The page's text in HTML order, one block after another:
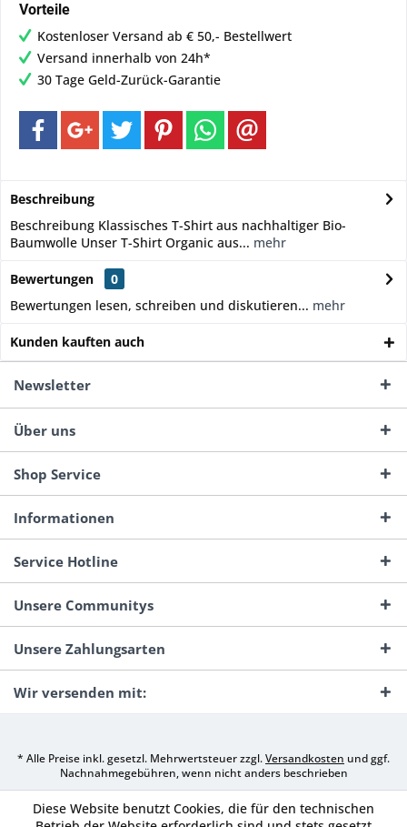
Vorteile
Kostenloser Versand ab € 50,- Bestellwert
Versand innerhalb von 24h*
30 Tage Geld-Zurück-Garantie
Beschreibung
Beschreibung Klassisches T-Shirt aus nachhaltiger Bio-
Baumwolle Unser T-Shirt Organic aus... mehr
Bewertungen
0
Bewertungen lesen, schreiben und diskutieren... mehr
Kunden kauften auch
Newsletter
Über uns
Shop Service
Informationen
Service Hotline
Unsere Communitys
Unsere Zahlungsarten
Wir versenden mit:
* Alle Preise inkl. gesetzl. Mehrwertsteuer zzgl.Versandkosten und ggf.
Nachnahmegebühren, wenn nicht anders beschrieben
Diese Website benutzt Cookies, die für den technischen